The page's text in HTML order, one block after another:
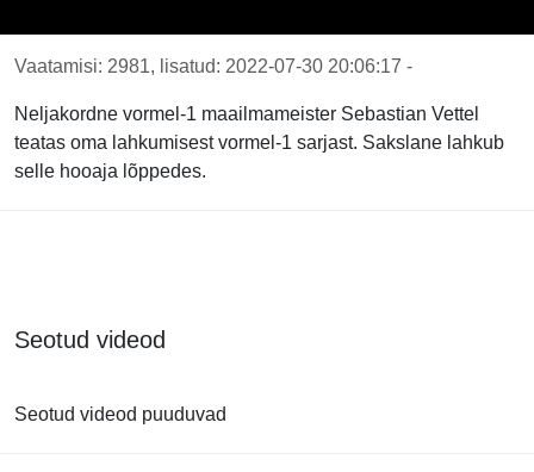
Vaatamisi: 2981, lisatud: 2022-07-30 20:06:17 -
Neljakordne vormel-1 maailmameister Sebastian Vettel
teatas oma lahkumisest vormel-1 sarjast. Sakslane lahkub
selle hooaja lõppedes.
Seotud videod
Seotud videod puuduvad